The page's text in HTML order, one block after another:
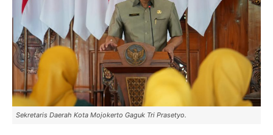
Sekretaris Daerah Kota Mojokerto Gaguk Tri Prasetyo.